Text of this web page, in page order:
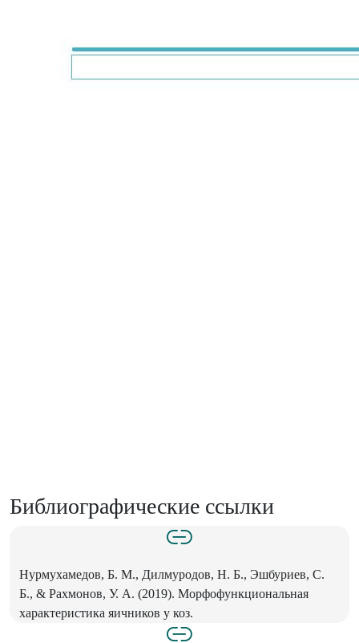
Библиографические ссылки
Нурмухамедов, Б. М., Дилмуродов, Н. Б., Эшбуриев, С.
Б., & Рахмонов, У. А. (2019). Морфофункциональная
характеристика яичников у коз.